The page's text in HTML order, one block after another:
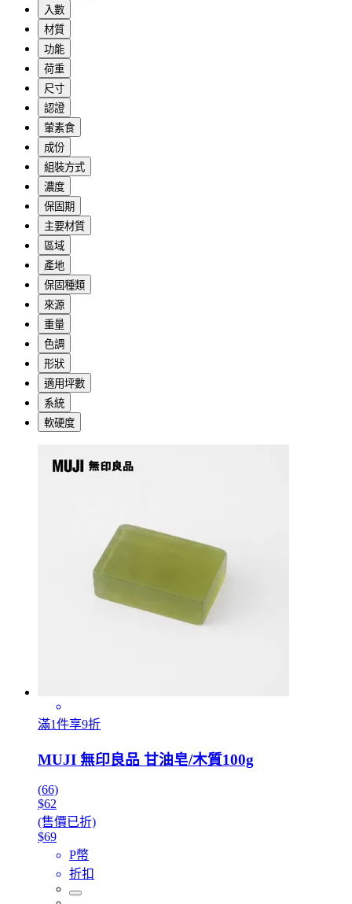
入數
材質
功能
荷重
尺寸
認證
葷素食
成份
組裝方式
濃度
保固期
主要材質
區域
產地
保固種類
來源
重量
色調
形狀
適用坪數
系統
軟硬度
滿1件享9折
MUJI 無印良品 甘油皂/木質100g
(66)
$62
(售價已折)
$69
P幣
折扣